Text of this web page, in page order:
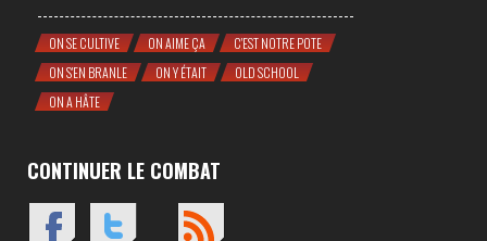
ON SE CULTIVE ON AIME ÇA
C'EST NOTRE POTE
ON S'EN BRANLE
ON Y ÉTAIT
OLD SCHOOL
ON A HÂTE
CONTINUER LE COMBAT